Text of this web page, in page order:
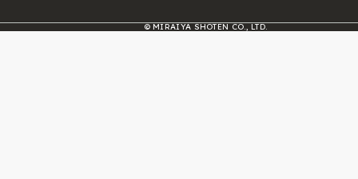
© MIRAIYA SHOTEN CO., LTD.